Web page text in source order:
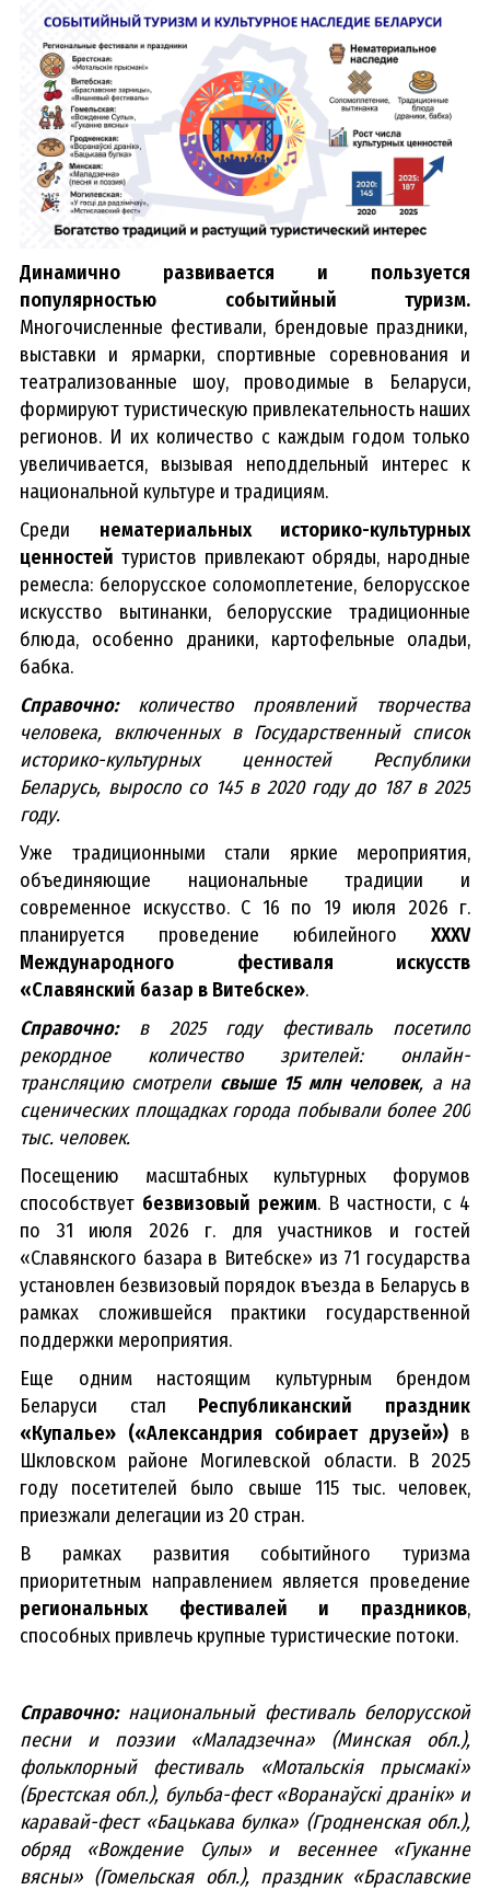
Динамично развивается и пользуется
популярностью событийный туризм.
Многочисленные фестивали, брендовые праздники,
выставки и ярмарки, спортивные соревнования и
театрализованные шоу, проводимые в Беларуси,
формируют туристическую привлекательность наших
регионов. И их количество с каждым годом только
увеличивается, вызывая неподдельный интерес к
национальной культуре и традициям.
Среди нематериальных историко-культурных
ценностей туристов привлекают обряды, народные
ремесла: белорусское соломоплетение, белорусское
искусство вытинанки, белорусские традиционные
блюда, особенно драники, картофельные оладьи,
бабка.
Справочно: количество проявлений творчества
человека, включенных в Государственный список
историко-культурных ценностей Республики
Беларусь, выросло со 145 в 2020 году до 187 в 2025
году.
Уже традиционными стали яркие мероприятия,
объединяющие национальные традиции и
современное искусство. С 16 по 19 июля 2026 г.
планируется проведение юбилейного XXXV
Международного фестиваля искусств
«Славянский базар в Витебске».
Справочно: в 2025 году фестиваль посетило
рекордное количество зрителей: онлайн-
трансляцию смотрели свыше 15 млн человек, а на
сценических площадках города побывали более 200
тыс. человек.
Посещению масштабных культурных форумов
способствует безвизовый режим. В частности, с 4
по 31 июля 2026 г. для участников и гостей
«Славянского базара в Витебске» из 71 государства
установлен безвизовый порядок въезда в Беларусь в
рамках сложившейся практики государственной
поддержки мероприятия.
Еще одним настоящим культурным брендом
Беларуси стал Республиканский праздник
«Купалье» («Александрия собирает друзей») в
Шкловском районе Могилевской области. В 2025
году посетителей было свыше 115 тыс. человек,
приезжали делегации из 20 стран.
В рамках развития событийного туризма
приоритетным направлением является проведение
региональных фестивалей и праздников,
способных привлечь крупные туристические потоки.
Справочно: национальный фестиваль белорусской
песни и поэзии «Маладзечна» (Минская обл.),
фольклорный фестиваль «Мотальскія прысмакі»
(Брестская обл.), бульба-фест «Воранаўскі дранік» и
каравай-фест «Бацькава булка» (Гродненская обл.),
обряд «Вождение Сулы» и весеннее «Гуканне
вясны» (Гомельская обл.), праздник «Браславские